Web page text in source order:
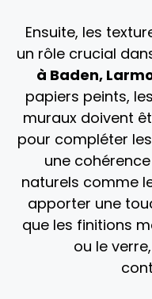
Ensuite, les
un rôle crucial
à Baden,
papiers peints,
muraux doivent
pour compléter
une
naturels comme
apporter une
que les finitions
ou le